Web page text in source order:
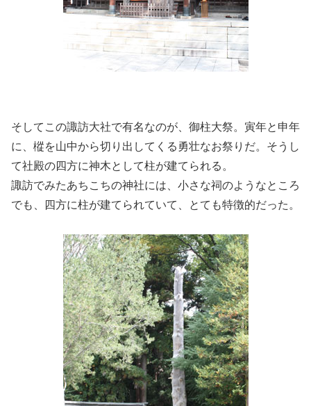
そしてこの諏訪大社で有名なのが、御柱大祭。寅年と申年
に、樅を山中から切り出してくる勇壮なお祭りだ。そうし
て社殿の四方に神木として柱が建てられる。
諏訪でみたあちこちの神社には、小さな祠のようなところ
でも、四方に柱が建てられていて、とても特徴的だった。